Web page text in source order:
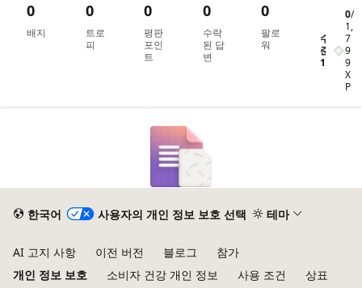
배지
0
트로
피
0
평판
포인
트
0
수락
된 답
변
0
팔로
워
0
수
준
0/
1,
7
9
9
X
P
한국어 사용자의 개인 정보 보호 선택 테마
AI 고지 사항 이전 버전 블로그
참가
개인 정보 보호
소비자 건강 개인 정보 사용 조건 상표